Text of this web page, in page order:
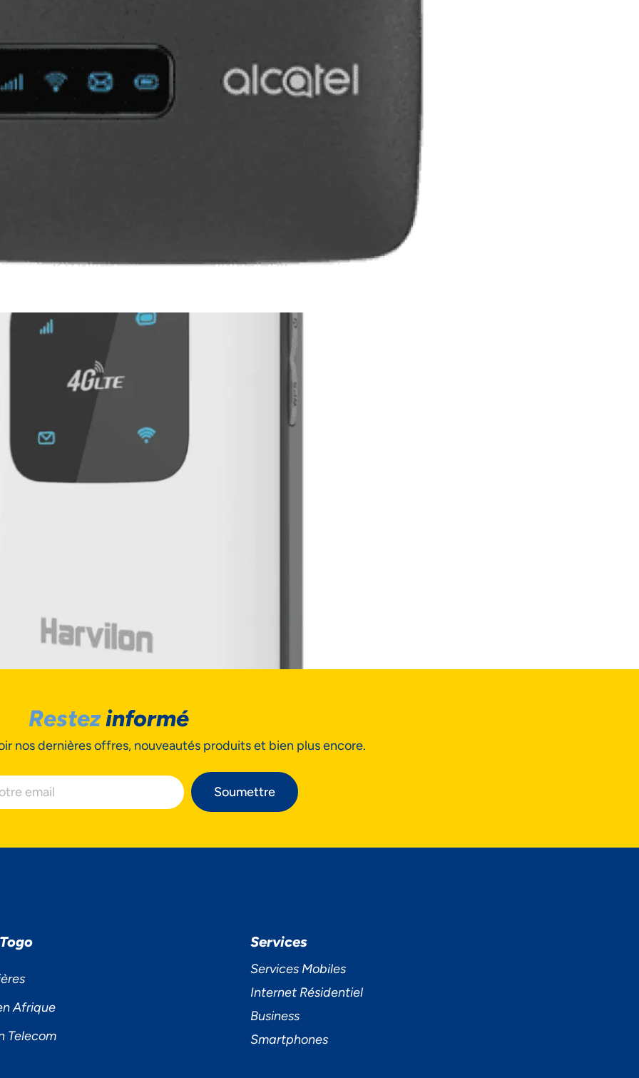
Restezinformé
nos dernières offres, nouveautés produits et bien plus encore.
Soumettre
Afrique
Telecom
Services
Services Mobiles
Internet Résidentiel
Business
Smartphones
Decline Préférences